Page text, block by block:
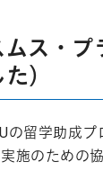
ス・
）
留学助成
施のための